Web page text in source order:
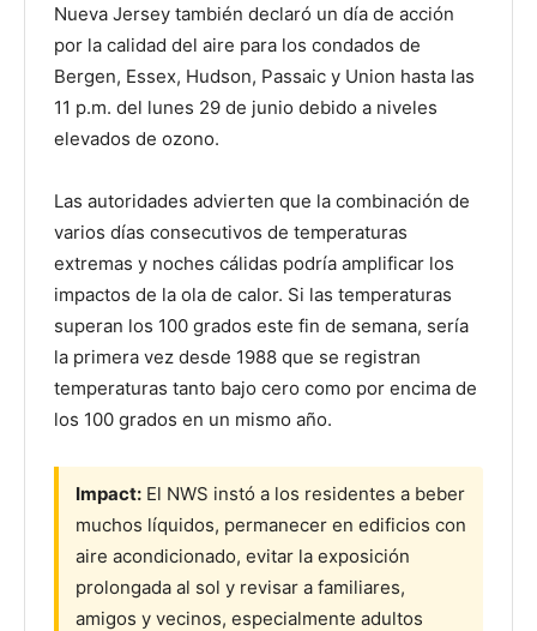
Nueva Jersey también declaró un día de acción
por la calidad del aire para los condados de
Bergen, Essex, Hudson, Passaic y Union hasta las
11 p.m. del lunes 29 de junio debido a niveles
elevados de ozono.
Las autoridades advierten que la combinación de
varios días consecutivos de temperaturas
extremas y noches cálidas podría amplificar los
impactos de la ola de calor. Si las temperaturas
superan los 100 grados este fin de semana, sería
la primera vez desde 1988 que se registran
temperaturas tanto bajo cero como por encima de
los 100 grados en un mismo año.
Impact: El NWS instó a los residentes a beber
muchos líquidos, permanecer en edificios con
aire acondicionado, evitar la exposición
prolongada al sol y revisar a familiares,
amigos y vecinos, especialmente adultos